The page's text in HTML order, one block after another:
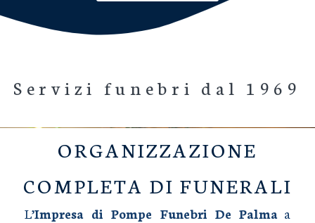
Servizi funebri dal 1969
ORGANIZZAZIONE
COMPLETA DI FUNERALI
L’Impresa di Pompe Funebri De Palmaa